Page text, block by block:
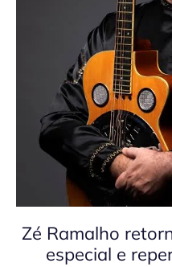
Zé Ramalho
especial e